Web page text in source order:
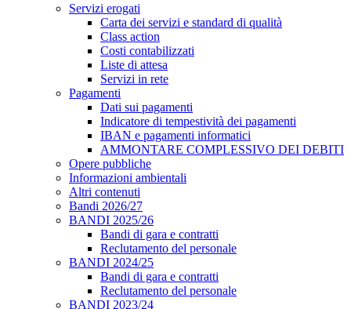
Servizi erogati
Carta dei servizi e standard di qualità
Class action
Costi contabilizzati
Liste di attesa
Servizi in rete
Pagamenti
Dati sui pagamenti
Indicatore di tempestività dei pagamenti
IBAN e pagamenti informatici
AMMONTARE COMPLESSIVO DEI DEBITI
Opere pubbliche
Informazioni ambientali
Altri contenuti
Bandi 2026/27
BANDI 2025/26
Bandi di gara e contratti
Reclutamento del personale
BANDI 2024/25
Bandi di gara e contratti
Reclutamento del personale
BANDI 2023/24